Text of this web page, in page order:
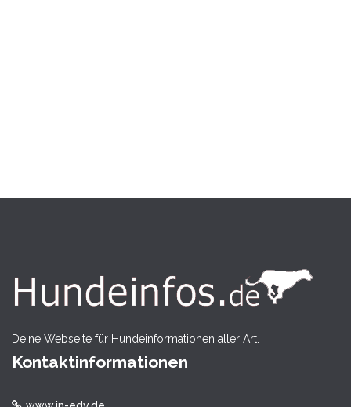
Deine Webseite für Hundeinformationen aller Art.
Kontaktinformationen